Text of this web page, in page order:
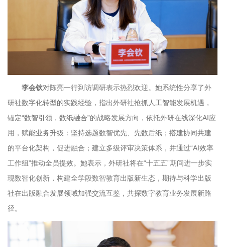
李会钦对陈亮一行到访调研表示热烈欢迎。她系统性分享了外
研社数字化转型的实践经验，指出外研社抢抓人工智能发展机遇，
锚定“数智引领，数纸融合”的战略发展方向，依托外研在线深化AI应
用，赋能业务升级：坚持选题数智优先、先数后纸；搭建协同共建
的平台化架构，促进融合；建立多级评审决策体系，并通过“AI效率
工作组”推动全员提效。她表示，外研社将在“十五五”期间进一步实
现数智化创新，构建全学段数智教育出版新生态，期待与科学出版
社在出版融合发展领域加强交流互鉴，共探数字教育业务发展新路
径。